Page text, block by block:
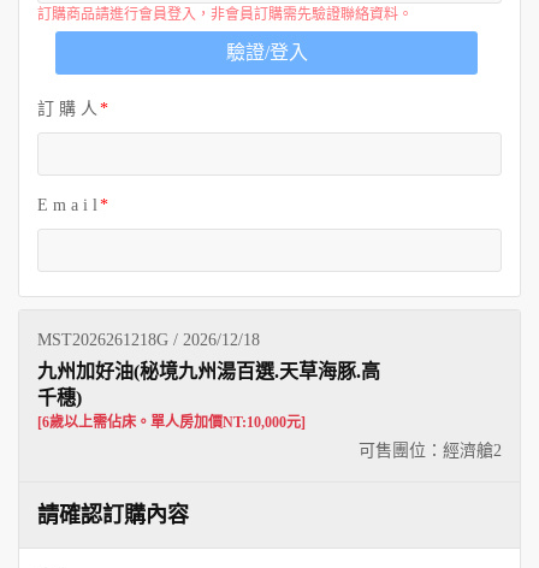
訂購商品請進行會員登入，非會員訂購需先驗證聯絡資料。
驗證/登入
訂 購 人
E m a i l
MST2026261218G / 2026/12/18
可售團位：經濟艙2
九州加好油(秘境九州湯百選.天草海豚.高
千穗)
[6歲以上需佔床。單人房加價NT:10,000元]
請確認訂購內容